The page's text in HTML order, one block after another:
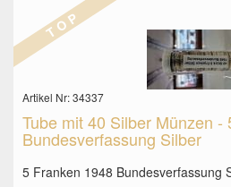
T O P
Artikel Nr: 34337
Tube mit 40 Silber Münzen -
Bundesverfassung Silber
5 Franken 1948 Bundesverfassung